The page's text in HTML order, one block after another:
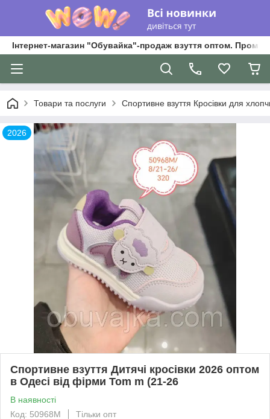
Інтернет-магазин "Обувайка"-продаж взуття оптом.
Товари та послуги Спортивне взуття Кросівки для
2026
Спортивне взуття Дитячі кросівки 2026 оптом
в Одесі від фірми Tom m (21-26
В наявності
Код: 50968M
Тільки опт